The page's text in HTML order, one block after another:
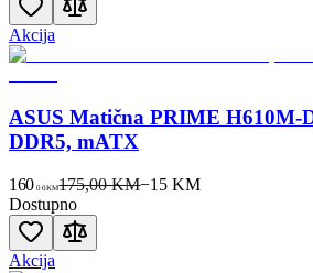
Akcija
ASUS Matična PRIME H610M-
DDR5, mATX
160 00KM175,00 KM−15 KM
Dostupno
Akcija